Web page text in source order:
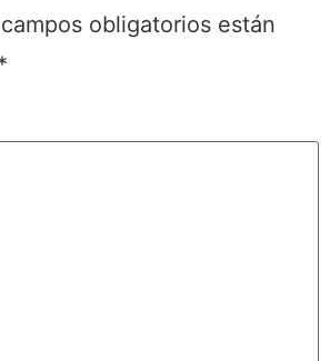
obligatorios están